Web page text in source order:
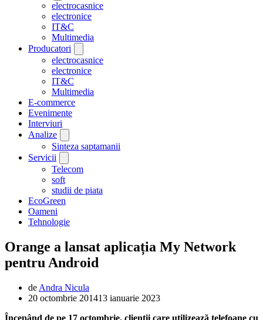
electrocasnice
electronice
IT&C
Multimedia
Producatori
electrocasnice
electronice
IT&C
Multimedia
E-commerce
Evenimente
Interviuri
Analize
Sinteza saptamanii
Servicii
Telecom
soft
studii de piata
EcoGreen
Oameni
Tehnologie
Orange a lansat aplicația My Network
pentru Android
de Andra Nicula
20 octombrie 201413 ianuarie 2023
Începând de pe 17 octombrie, clienții care utilizează telefoane cu